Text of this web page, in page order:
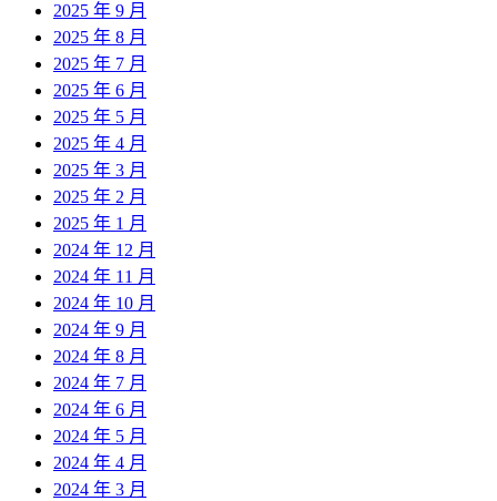
2025 年 9 月
2025 年 8 月
2025 年 7 月
2025 年 6 月
2025 年 5 月
2025 年 4 月
2025 年 3 月
2025 年 2 月
2025 年 1 月
2024 年 12 月
2024 年 11 月
2024 年 10 月
2024 年 9 月
2024 年 8 月
2024 年 7 月
2024 年 6 月
2024 年 5 月
2024 年 4 月
2024 年 3 月